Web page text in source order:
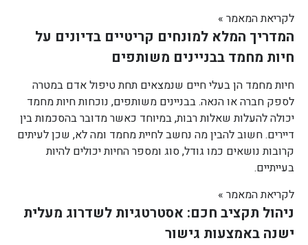
לקריאת המאמר »
המדריך המלא למונחים קריטיים בדיונים על
חיות מחמד בבניינים משותפים
חיות מחמד הן בעלי חיים שנמצאים תחת טיפול אדם במטרה
לספק חברה או הנאה. בבניינים משותפים, נוכחות חיות מחמד
יכולה להעלות שאלות רבות, במיוחד כאשר מדובר בהסכמות בין
דיירים. חשוב להבין מה נחשב לחיית מחמד ומה לא, שכן לעיתים
קרובות נושאים כמו גודל, סוג ומספר החיות יכולים להיות
בעייתיים.
לקריאת המאמר »
ניהול תקציב חכם: אסטרטגיות לשדרוג מעלית
ישנה באמצעות גישור